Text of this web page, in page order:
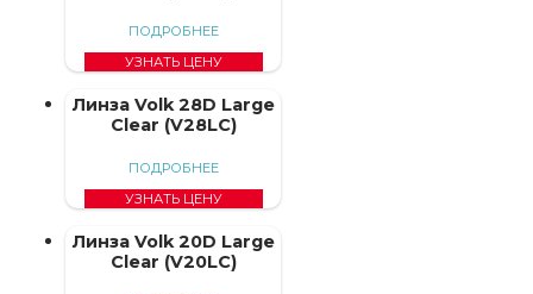
ПОДРОБНЕЕ
УЗНАТЬ ЦЕНУ
Линза Volk 28D Large
Clear (V28LC)
ПОДРОБНЕЕ
УЗНАТЬ ЦЕНУ
Линза Volk 20D Large
Clear (V20LC)